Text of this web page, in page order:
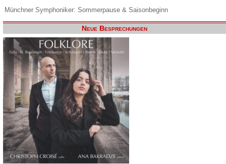
Münchner Symphoniker: Sommerpause & Saisonbeginn
Neue Besprechungen